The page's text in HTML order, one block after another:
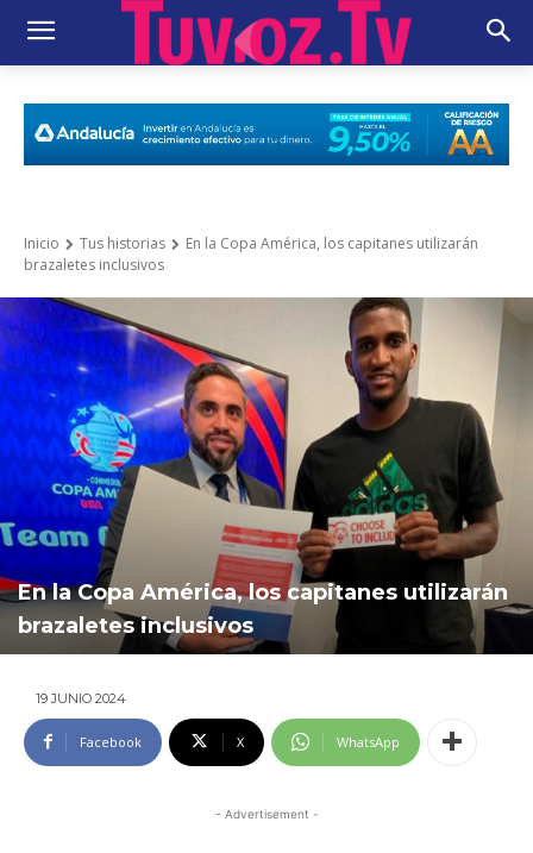
Inicio Tus historias
En la Copa América, los capitanes utilizarán
brazaletes inclusivos
En la Copa América, los capitanes utilizarán
brazaletes inclusivos
19 JUNIO 2024
Facebook X WhatsApp
- Advertisement -